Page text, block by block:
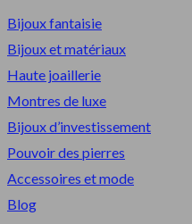
Bijoux fantaisie
Bijoux et matériaux
Haute joaillerie
Montres de luxe
Bijoux d’investissement
Pouvoir des pierres
Accessoires et mode
Blog